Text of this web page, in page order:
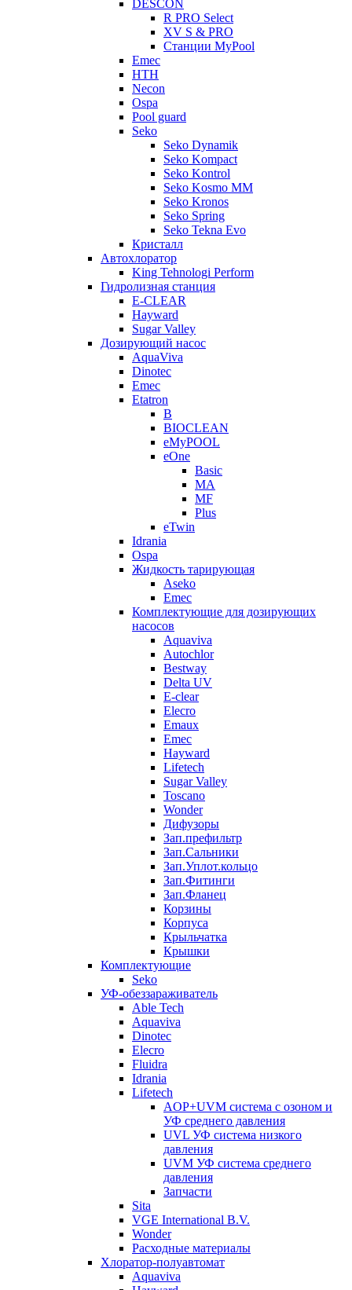
DESCON
R PRO Select
XV S & PRO
Станции MyPool
Emec
HTH
Necon
Ospa
Pool guard
Seko
Seko Dynamik
Seko Kompact
Seko Kontrol
Seko Kosmo MM
Seko Kronos
Seko Spring
Seko Tekna Evo
Кристалл
Автохлоратор
King Tehnologi Perform
Гидролизная станция
E-CLEAR
Hayward
Sugar Valley
Дозирующий насос
AquaViva
Dinotec
Emec
Etatron
B
BIOCLEAN
eMyPOOL
eOne
Basic
MA
MF
Plus
eTwin
Idrania
Ospa
Жидкость тарирующая
Aseko
Emec
Комплектующие для дозирующих
насосов
Aquaviva
Autochlor
Bestway
Delta UV
E-clear
Elecro
Emaux
Emec
Hayward
Lifetech
Sugar Valley
Toscano
Wonder
Дифузоры
Зап.префильтр
Зап.Сальники
Зап.Уплот.кольцо
Зап.Фитинги
Зап.Фланец
Корзины
Корпуcа
Крыльчатка
Крышки
Комплектующие
Seko
УФ-обеззараживатель
Able Tech
Aquaviva
Dinotec
Elecro
Fluidra
Idrania
Lifetech
AOP+UVM система с озоном и
УФ среднего давления
UVL УФ система низкого
давления
UVM УФ система среднего
давления
Запчасти
Sita
VGE International B.V.
Wonder
Расходные материалы
Хлоратор-полуавтомат
Aquaviva